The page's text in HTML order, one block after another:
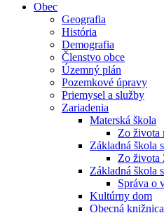
Obec
Geografia
História
Demografia
Členstvo obce
Územný plán
Pozemkové úpravy
Priemysel a služby
Zariadenia
Materská škola
Zo života
Základná škola
Zo života
Základná škola
Správa o
Kultúrny dom
Obecná knižnica